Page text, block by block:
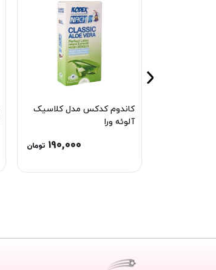
کاندوم کدکس مدل کلاسیک
آلوئه ورا
190,000 تومان